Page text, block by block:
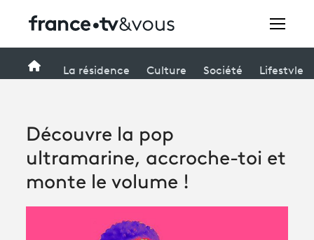
Creators
À la une
Participer et assister à une émission
AccueilLa résidence Culture Société Lifestyle
Découvre la pop
ultramarine, accroche-toi et
monte le volume !